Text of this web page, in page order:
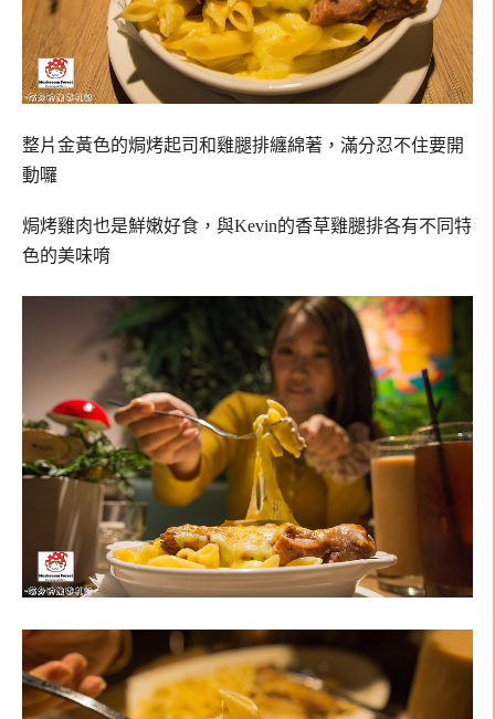
整片金黃色的焗烤起司和雞腿排纏綿著，滿分忍不住要開
動囉
焗烤雞肉也是鮮嫩好食，與Kevin的香草雞腿排各有不同特
色的美味唷